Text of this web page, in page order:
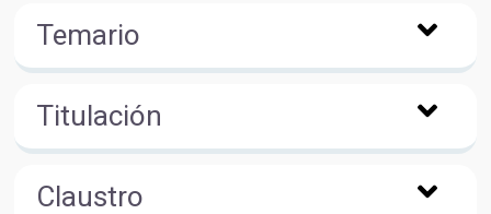
Temario
Titulación
Claustro